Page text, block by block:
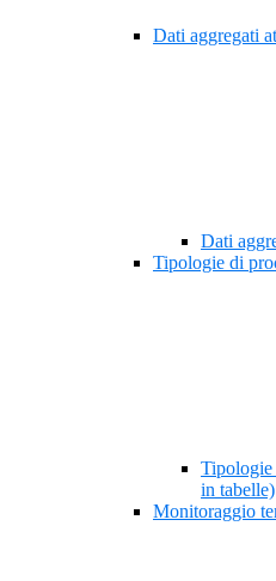
Dati aggregati
Dati
Tipologie di
Tipologie
in tabelle)
Monitoraggio